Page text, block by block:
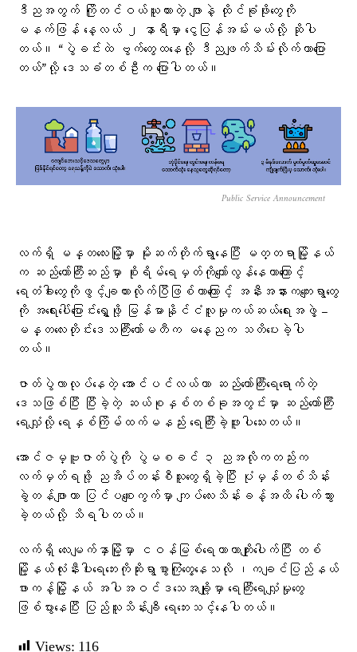
ဒီညအတွက် ကြိုတင်ဝယ်ယူထားတဲ့ ဖျာနဲ့ ထိုင်ခုံဖိုးတွေကို
မနက်ဖြန် နေ့လယ် ၂ နာရီမှာ ငွေပြန်အမ်းမယ်လို့ ဆိုပါ
တယ်။ “ပွဲခင်းထဲ ဗွက်တွေထနေလို့ ဒီညဖျက်သိမ်းလိုက်တာပြော
တယ်”လို့ ဒေသခံတစ်ဦးက ပြောပါတယ်။
Public Service Announcement
လက်ရှိ မန္တလေးမြို့မှာ မိုးဆက်တိုက်ရွာနေပြီး မတ္တရာမြို့နယ်
က ဆည်တော်ကြီးဆည်မှာ စိုးရိမ်ရေမှတ်ကိုကျော်လွန်နေတာကြောင့်
ရေတံခါးတွေကိုဖွင့်ချထားလိုက်ပြီဖြစ်တာကြောင့် အနီးအနားကကျေးရွာတွေ
ကို အရေးပေါ်ပြောင်းရွှေ့ဖို့ မြန်မာနိုင်ငံလူမှုကယ်ဆယ်ရေးအဖွဲ့ –
မန္တလေးတိုင်းဒေသကြီးကော်မတီက မနေ့ညက သတိပေးခဲ့ပါ
တယ်။
ဇာတ်ပွဲလာလုပ်နေတဲ့ အောင်ပင်လယ်ဟာ ဆည်တော်ကြီးရေရောက်တဲ့
ဒေသဖြစ်ပြီး ပြီးခဲ့တဲ့ ဆယ်စုနှစ်တစ်ခုအတွင်းမှာ ဆည်တော်ကြီး
ရေလျှံလို့ ရေနှစ်ကြိမ်ထက်မနည်း ရေကြီးခဲ့ဖူးပါသေးတယ်။
အောင်ဇမ္ဗူဇာတ်ပွဲကို ပွဲမစခင် ၃ ညအလိုကတည်းက
လက်မှတ်ရဖို့ ညအိပ်တန်းစီသူတွေရှိခဲ့ပြီး ပုံမှန်တစ်သိန်း
ခွဲတန်ဖျာဟာ ပြင်ပစျေးကွက်မှာ ကျပ်လေးသိန်းခန့်အထိ ပေါက်သွား
ခဲ့တယ်လို့ သိရပါတယ်။
လက်ရှိ လေးမျက်နှာမြို့မှာ ငဝန်မြစ်ရေကာတာကျိုးပေါက်ပြီး တစ်
မြို့နယ်လုံးနီးပါးရေဘေးကိုဆိုးရွာစွာကြုံတွေ့နေသလို ၊ကချင်ပြည်နယ်
ဖားကန့်မြို့နယ် အပါအဝင်ဒသေအချို့မှာ ရေကြီးရေလျှံမှုတွေ
ဖြစ်ပွားနေပြီး ပြည်သူသိန်းချီ ရေဘေးသင့်နေပါတယ်။
Views: 116